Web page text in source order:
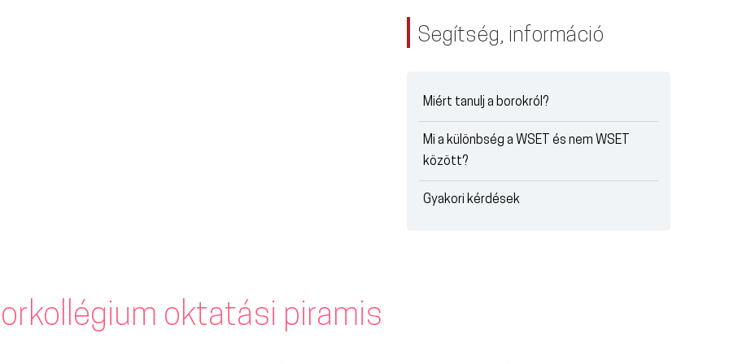
Segítség, információ
Miért tanulj a borokról?
Mi a különbség a WSET és nem WSET
között?
Gyakori kérdések
oktatási piramis